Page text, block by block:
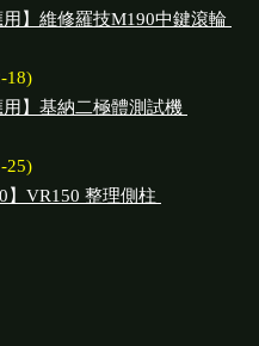
用】維修羅技M190中鍵滾輪
18)
用】基納二極體測試機
25)
】VR150 整理側柱